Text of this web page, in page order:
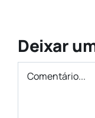
Deixar
Comentário